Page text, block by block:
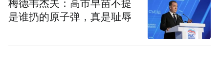
梅德韦杰夫：高市早苗不提
是谁扔的原子弹，真是耻辱